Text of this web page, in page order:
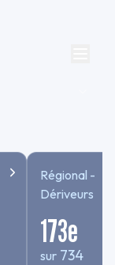
Régional -
Dériveurs
173e
sur 734